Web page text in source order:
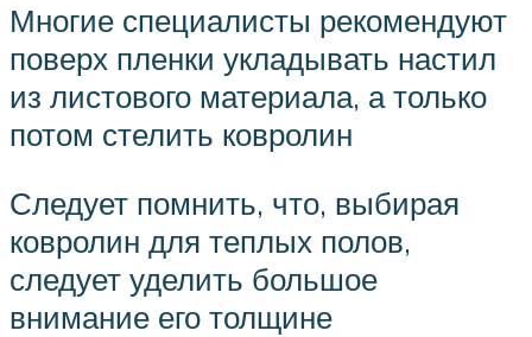
Многие специалисты рекомендуют
поверх пленки укладывать настил
из листового материала, а только
потом стелить ковролин
Следует помнить, что, выбирая
ковролин для теплых полов,
следует уделить большое
внимание его толщине